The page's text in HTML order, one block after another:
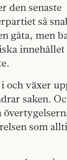
den senaste
så
gåta, men
innehållet
och växer
saken.
som